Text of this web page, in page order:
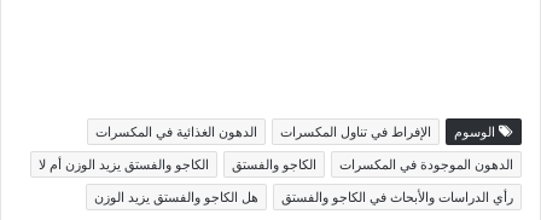
الوسوم الإفراط في تناول المكسرات
الدهون الغذائية في المكسرات
الدهون الموجودة في المكسرات
الكاجو والفستق
الكاجو والفستق يزيد الوزن أم لا
رأي الدراسات والأبحاث في الكاجو والفستق
هل الكاجو والفستق يزيد الوزن